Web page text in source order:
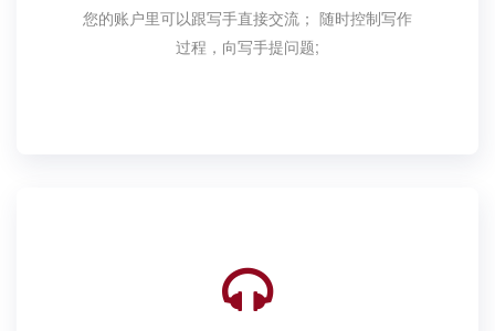
您的账户里可以跟写手直接交流； 随时控制写作
过程，向写手提问题;